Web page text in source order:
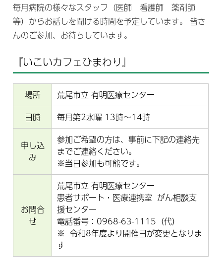
毎月病院の様々なスタッフ（医師 看護師 薬剤師
等）からお話しを聞ける時間を予定しています。 皆さ
んのご参加、お待ちしています。
『いこいカフェひまわり』
場所
荒尾市立 有明医療センター
日時
毎月第2水曜 13時～14時
申し込
み
参加ご希望の方は、事前に下記の連絡先
までご連絡ください。
※当日参加も可能です。
お問合
せ
荒尾市立 有明医療センター
患者サポート・医療連携室 がん相談支
援センター
電話番号：0968-63-1115（代）
※ 令和8年度より開催日が変更となりま
す